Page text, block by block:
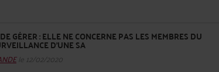
GÉRER : ELLE NE CONCERNE PAS LES MEMBRES DU
D’UNE SA
le 12/02/2020